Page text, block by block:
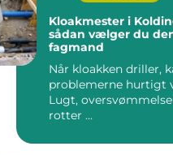
Kloakmester i
sådan vælger du
fagmand
Når kloakken driller,
problemerne hurtigt
Lugt,
rotter ...